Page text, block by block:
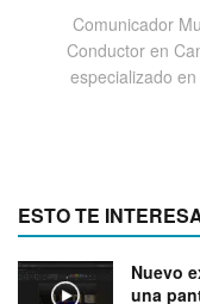
Comunicador
Conductor en
especializado
ESTO TE
Nuevo
una